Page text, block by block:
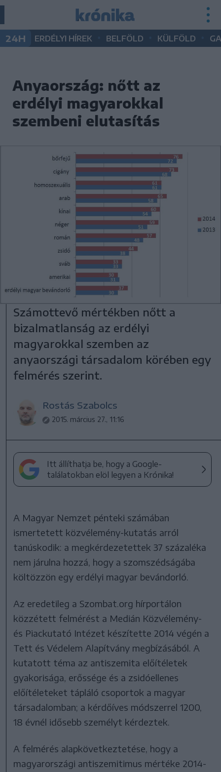
24H ERDÉLYI HÍREK BELFÖLD KÜLFÖLD
Anyaország: nőtt az
erdélyi magyarokkal
szembeni elutasítás
Számottevő mértékben nőtt a
bizalmatlanság az erdélyi
magyarokkal szemben az
anyaországi társadalom körében egy
felmérés szerint.
Rostás Szabolcs
2015. március 27., 11:16
Itt állíthatja be, hogy a Google-
találatokban elöl legyen a Krónika!
A Magyar Nemzet pénteki számában
ismertetett közvélemény-kutatás arról
tanúskodik: a megkérdezetettek 37 százaléka
nem járulna hozzá, hogy a szomszédságába
költözzön egy erdélyi magyar bevándorló.
Az eredetileg a Szombat.org hírportálon
közzétett felmérést a Medián Közvélemény-
és Piackutató Intézet készítette 2014 végén a
Tett és Védelem Alapítvány megbízásából. A
kutatott téma az antiszemita előítéletek
gyakorisága, erőssége és a zsidóellenes
előítéleteket tápláló csoportok a magyar
társadalomban; a kérdőíves módszerrel 1200,
18 évnél idősebb személyt kérdeztek.
A felmérés alapkövetkeztetése, hogy a
magyarországi antiszemitimus mértéke 2014-